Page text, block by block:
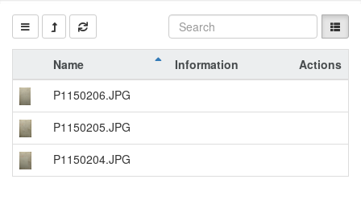
Name Information
Actions
P1150206.JPG
P1150205.JPG
P1150204.JPG